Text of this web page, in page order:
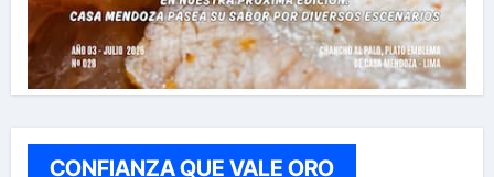
CONFIANZA QUE VALE ORO